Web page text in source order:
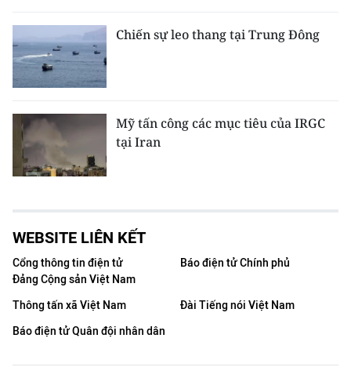
Chiến sự leo thang tại Trung Đông
Mỹ tấn công các mục tiêu của IRGC
tại Iran
WEBSITE LIÊN KẾT
Cổng thông tin điện tử
Đảng Cộng sản Việt Nam
Báo điện tử Chính phủ
Thông tấn xã Việt Nam
Đài Tiếng nói Việt Nam
Báo điện tử Quân đội nhân dân